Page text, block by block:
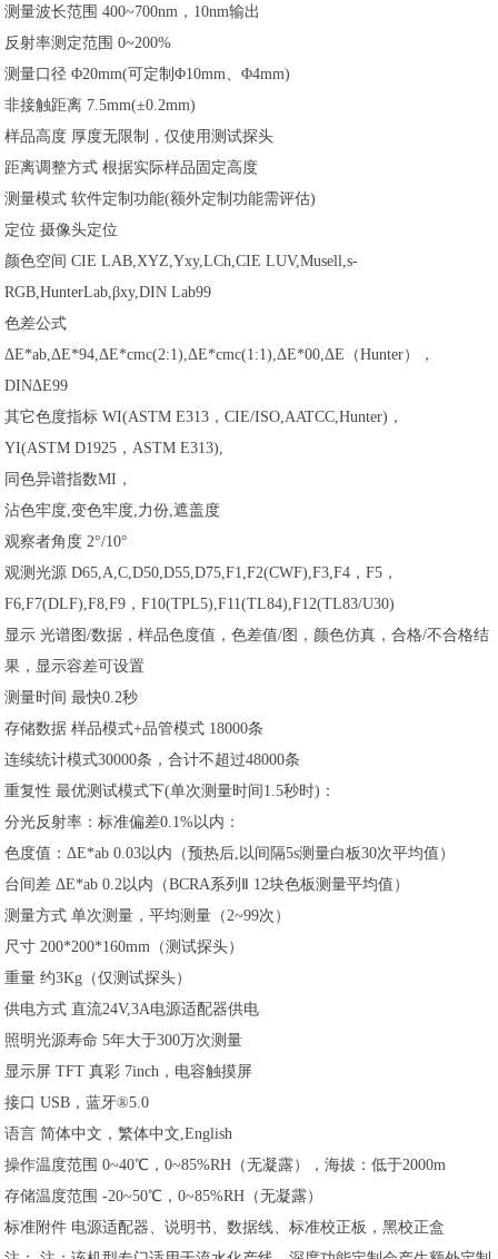
测量波长范围 400~700nm，10nm输出
反射率测定范围 0~200%
测量口径 Φ20mm(可定制Φ10mm、Φ4mm)
非接触距离 7.5mm(±0.2mm)
样品高度 厚度无限制，仅使用测试探头
距离调整方式 根据实际样品固定高度
测量模式 软件定制功能(额外定制功能需评估)
定位 摄像头定位
颜色空间 CIE LAB,XYZ,Yxy,LCh,CIE LUV,Musell,s-
RGB,HunterLab,βxy,DIN Lab99
色差公式
ΔE*ab,ΔE*94,ΔE*cmc(2:1),ΔE*cmc(1:1),ΔE*00,ΔE（Hunter），
DINΔE99
其它色度指标 WI(ASTM E313，CIE/ISO,AATCC,Hunter)，
YI(ASTM D1925，ASTM E313),
同色异谱指数MI，
沾色牢度,变色牢度,力份,遮盖度
观察者角度 2°/10°
观测光源 D65,A,C,D50,D55,D75,F1,F2(CWF),F3,F4，F5，
F6,F7(DLF),F8,F9，F10(TPL5),F11(TL84),F12(TL83/U30)
显示 光谱图/数据，样品色度值，色差值/图，颜色仿真，合格/不合格结
果，显示容差可设置
测量时间 最快0.2秒
存储数据 样品模式+品管模式 18000条
连续统计模式30000条，合计不超过48000条
重复性 最优测试模式下(单次测量时间1.5秒时)：
分光反射率：标准偏差0.1%以内：
色度值：ΔE*ab 0.03以内（预热后,以间隔5s测量白板30次平均值）
台间差 ΔE*ab 0.2以内（BCRA系列Ⅱ 12块色板测量平均值）
测量方式 单次测量，平均测量（2~99次）
尺寸 200*200*160mm（测试探头）
重量 约3Kg（仅测试探头）
供电方式 直流24V,3A电源适配器供电
照明光源寿命 5年大于300万次测量
显示屏 TFT 真彩 7inch，电容触摸屏
接口 USB，蓝牙®5.0
语言 简体中文，繁体中文,English
操作温度范围 0~40℃，0~85%RH（无凝露），海拔：低于2000m
存储温度范围 -20~50℃，0~85%RH（无凝露）
标准附件 电源适配器、说明书、数据线、标准校正板，黑校正盒